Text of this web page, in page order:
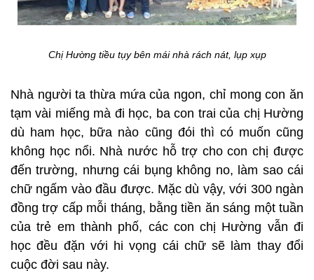
Chị Hường tiều tụy bên mái nhà rách nát, lụp xụp
Nhà người ta thừa mứa của ngon, chỉ mong con ăn
tạm vài miếng mà đi học, ba con trai của chị Hường
dù ham học, bữa nào cũng đói thì có muốn cũng
không học nổi. Nhà nước hỗ trợ cho con chị được
đến trường, nhưng cái bụng không no, làm sao cái
chữ ngấm vào đầu được. Mặc dù vậy, với 300 ngàn
đồng trợ cấp mỗi tháng, bằng tiền ăn sáng một tuần
của trẻ em thành phố, các con chị Hường vẫn đi
học đều đặn với hi vọng cái chữ sẽ làm thay đổi
cuộc đời sau này.